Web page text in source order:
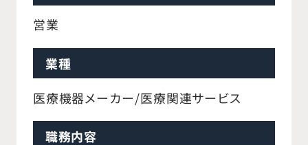
営業
業種
医療機器メーカー/医療関連サービス
職務内容